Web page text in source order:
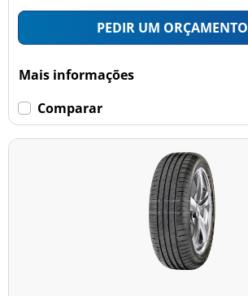
PEDIR UM ORÇAMENTO
Mais informações
Comparar